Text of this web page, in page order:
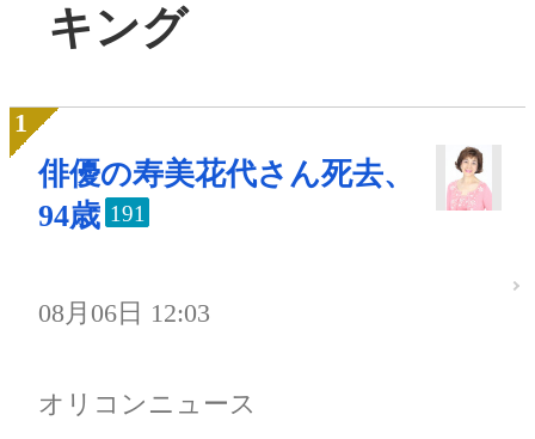
キング
俳優の寿美花代さん死去、
94歳 191
08月06日 12:03
オリコンニュース